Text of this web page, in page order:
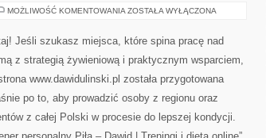
MOŻLIWOŚĆ KOMENTOWANIA PORADY
ZOSTAŁA WYŁĄCZONA
Jeśli szukasz miejsca, które spina pracę nad
z strategią żywieniową i praktycznym wsparciem,
www.dawidulinski.pl została przygotowana
po to, aby prowadzić osoby z regionu oraz
z całej Polski w procesie do lepszej kondycji.